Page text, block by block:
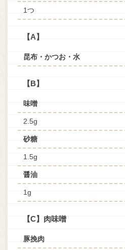
1つ
【A】
昆布・かつお・水
【B】
味噌
2.5g
砂糖
1.5g
醤油
1g
【C】肉味噌
豚挽肉